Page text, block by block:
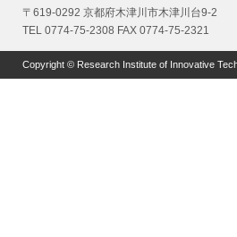
〒619-0292 京都府木津川市木津川台9-2
TEL 0774-75-2308 FAX 0774-75-2321
Copyright © Research Institute of Innovative